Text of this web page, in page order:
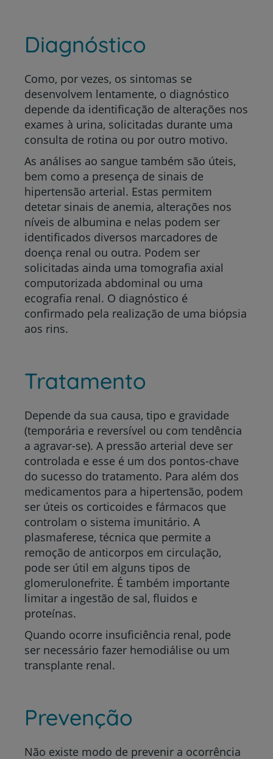
Diagnóstico
Como, por vezes, os sintomas se
desenvolvem lentamente, o diagnóstico
depende da identificação de alterações nos
exames à urina, solicitadas durante uma
consulta de rotina ou por outro motivo.
As análises ao sangue também são úteis,
bem como a presença de sinais de
hipertensão arterial. Estas permitem
detetar sinais de anemia, alterações nos
níveis de albumina e nelas podem ser
identificados diversos marcadores de
doença renal ou outra. Podem ser
solicitadas ainda uma tomografia axial
computorizada abdominal ou uma
ecografia renal. O diagnóstico é
confirmado pela realização de uma biópsia
aos rins.
Tratamento
Depende da sua causa, tipo e gravidade
(temporária e reversível ou com tendência
a agravar-se). A pressão arterial deve ser
controlada e esse é um dos pontos-chave
do sucesso do tratamento. Para além dos
medicamentos para a hipertensão, podem
ser úteis os corticoides e fármacos que
controlam o sistema imunitário. A
plasmaferese, técnica que permite a
remoção de anticorpos em circulação,
pode ser útil em alguns tipos de
glomerulonefrite. É também importante
limitar a ingestão de sal, fluidos e
proteínas.
Quando ocorre insuficiência renal, pode
ser necessário fazer hemodiálise ou um
transplante renal.
Prevenção
Não existe modo de prevenir a ocorrência